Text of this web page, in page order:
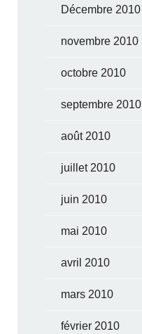
Décembre 2010
novembre 2010
octobre 2010
septembre 2010
août 2010
juillet 2010
juin 2010
mai 2010
avril 2010
mars 2010
février 2010